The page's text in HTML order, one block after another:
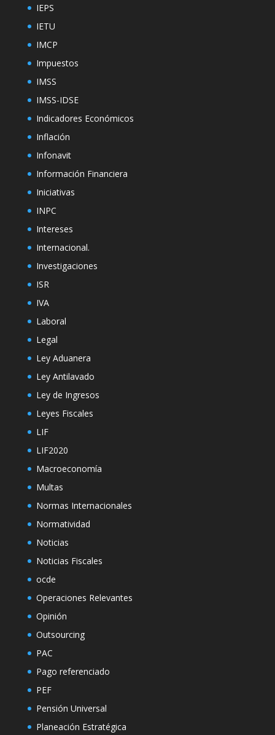
IEPS
IETU
IMCP
Impuestos
IMSS
IMSS-IDSE
Indicadores Económicos
Inflación
Infonavit
Información Financiera
Iniciativas
INPC
Intereses
Internacional.
Investigaciones
ISR
IVA
Laboral
Legal
Ley Aduanera
Ley Antilavado
Ley de Ingresos
Leyes Fiscales
LIF
LIF2020
Macroeconomía
Multas
Normas Internacionales
Normatividad
Noticias
Noticias Fiscales
ocde
Operaciones Relevantes
Opinión
Outsourcing
PAC
Pago referenciado
PEF
Pensión Universal
Planeación Estratégica